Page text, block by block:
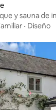
y sauna de
· Diseño